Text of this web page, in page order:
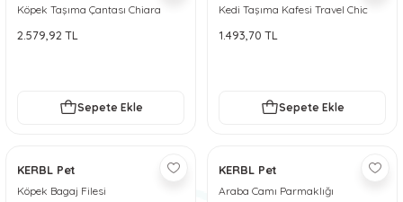
Aksesuarları
Köpek Taşıma Çantası Chiara
2.579,92 TL
Sepete Ekle
Kedi Taşıma Kafesi Travel Chic
1.493,70 TL
Sepete Ekle
KERBL Pet
Köpek Bagaj Filesi
KERBL Pet
Araba Camı Parmaklığı